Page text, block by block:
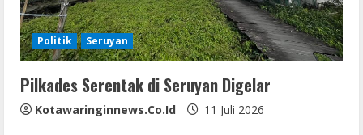
d
i
n
Politik Seruyan
Pilkades Serentak di Seruyan Digelar
Kotawaringinnews.co.id 11 Juli 2026